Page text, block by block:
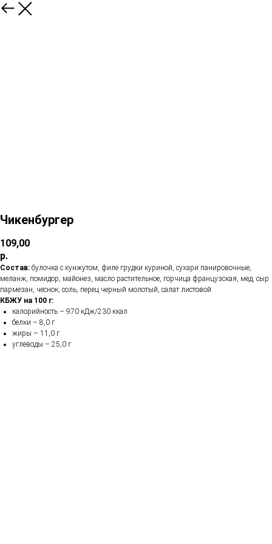
Чикенбургер
109,00
р.
Состав: булочка с кунжутом, филе грудки куриной, сухари панировочные,
меланж, помидор, майонез, масло растительное, горчица французская, мед, сыр
пармезан, чеснок, соль, перец черный молотый, салат листовой
КБЖУ на 100 г:
калорийность – 970 кДж/230 ккал
белки – 8,0 г
жиры – 11,0 г
углеводы – 25,0 г